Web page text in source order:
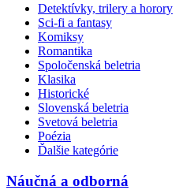
Detektívky, trilery a horory
Sci-fi a fantasy
Komiksy
Romantika
Spoločenská beletria
Klasika
Historické
Slovenská beletria
Svetová beletria
Poézia
Ďalšie kategórie
Náučná a odborná